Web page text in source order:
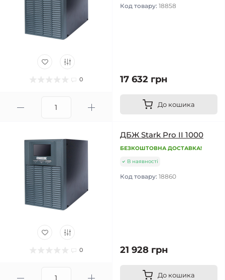
0
Код товару: 18858
17 632 грн
До кошика
0
ДБЖ Stark Pro II 1000
БЕЗКОШТОВНА ДОСТАВКА!
В наявності
Код товару: 18860
21 928 грн
До кошика